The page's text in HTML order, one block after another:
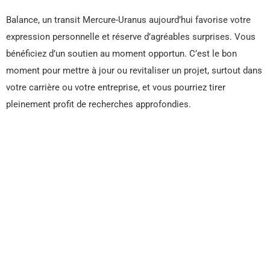
Balance, un transit Mercure-Uranus aujourd’hui favorise votre
expression personnelle et réserve d’agréables surprises. Vous
bénéficiez d’un soutien au moment opportun. C’est le bon
moment pour mettre à jour ou revitaliser un projet, surtout dans
votre carrière ou votre entreprise, et vous pourriez tirer
pleinement profit de recherches approfondies.